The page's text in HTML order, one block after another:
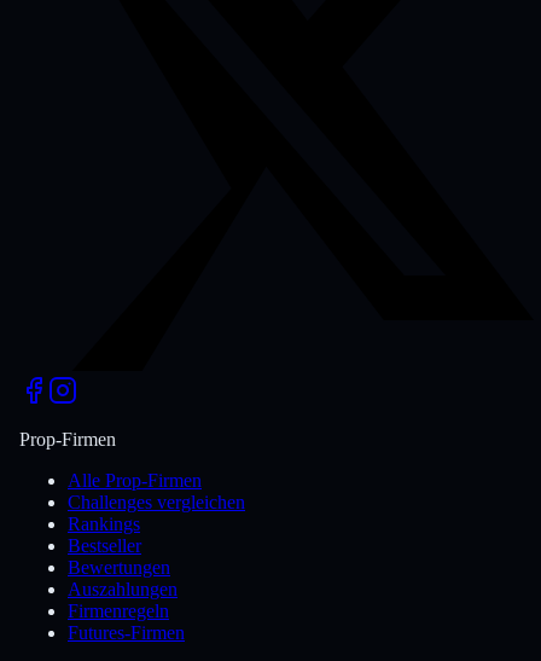
Prop-Firmen
Alle Prop-Firmen
Challenges vergleichen
Rankings
Bestseller
Bewertungen
Auszahlungen
Firmenregeln
Futures-Firmen